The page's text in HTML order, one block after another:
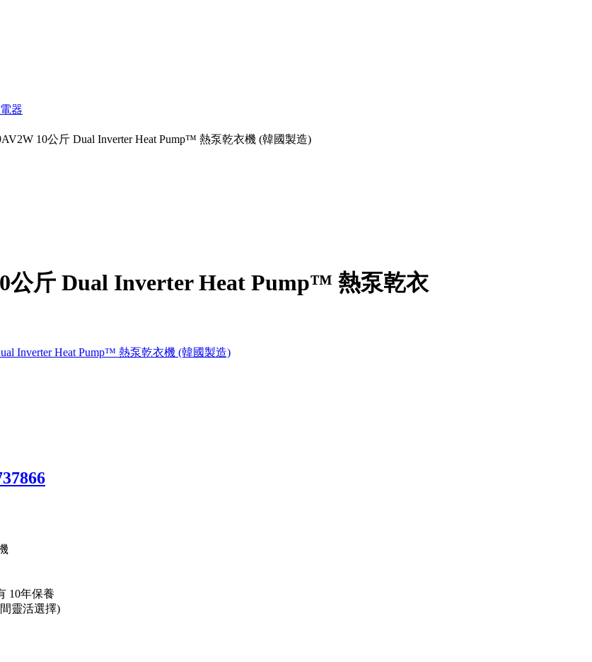
器
10公斤 Dual Inverter Heat Pump™ 熱泵乾衣機 (韓國製造)
公斤 Dual Inverter Heat Pump™ 熱泵乾衣
10年保養
靈活選擇)